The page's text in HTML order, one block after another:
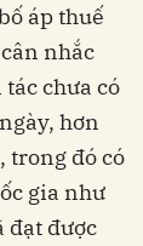
áp thuế
nhắc
chưa có
hơn
trong đó có
gia như
đạt được